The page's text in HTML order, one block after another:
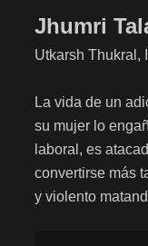
Jhumri
Utkarsh Thukral,
La vida de un
su mujer lo
laboral, es
convertirse más
y violento